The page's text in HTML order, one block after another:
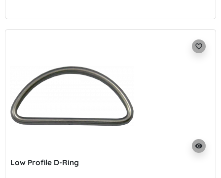
visibility
favorite_border
Low Profile D-Ring